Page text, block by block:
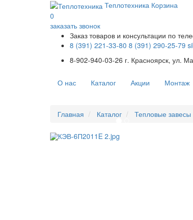
Теплотехника Корзина
0
заказать звонок
Заказ товаров и консультации по
8 (391) 221-33-80 8 (391) 290-25-79
8-902-940-03-26 г. Красноярск, ул.
О нас Каталог Акции Монтаж
Главная Каталог Тепловые завесы